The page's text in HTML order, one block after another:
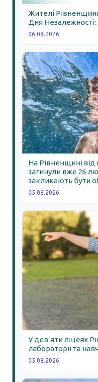
Жителі
Дня Незалежності:
06.08.2026
На Рівненщині
загинули вже 26
закликають бути
05.08.2026
У дев’яти ліцеях
лабораторії та
05.08.2026